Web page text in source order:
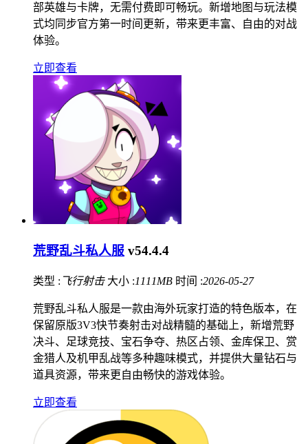
部英雄与卡牌，无需付费即可畅玩。新增地图与玩法模
式均同步官方第一时间更新，带来更丰富、自由的对战
体验。
立即查看
荒野乱斗私人服 v54.4.4
类型 : 飞行射击 大小 :1111MB 时间 :2026-05-27
荒野乱斗私人服是一款由海外玩家打造的特色版本，在
保留原版3V3快节奏射击对战精髓的基础上，新增荒野
决斗、足球竞技、宝石争夺、热区占领、金库保卫、赏
金猎人及机甲乱战等多种趣味模式，并提供大量钻石与
道具资源，带来更自由畅快的游戏体验。
立即查看